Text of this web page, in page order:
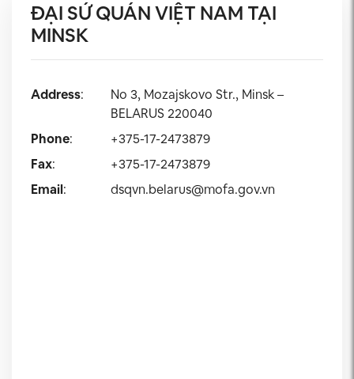
ĐẠI SỨ QUÁN VIỆT NAM TẠI
MINSK
Address:
No 3, Mozajskovo Str., Minsk –
BELARUS 220040
Phone:
+375-17-2473879
Fax:
+375-17-2473879
Email: dsqvn.belarus@mofa.gov.vn